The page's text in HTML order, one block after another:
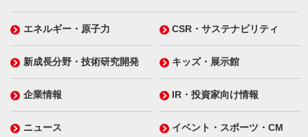
エネルギー・原子力 CSR・サステナビリティ
新成長分野・技術研究開発 キッズ・展示館
企業情報 IR・投資家向け情報
ニュース イベント・スポーツ・CM